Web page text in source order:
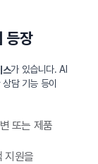
등장
스가 있습니다. AI
담 기능 등이
또는 제품
지원을